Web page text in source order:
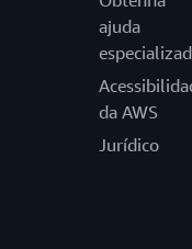
ajuda
da AWS
Jurídico